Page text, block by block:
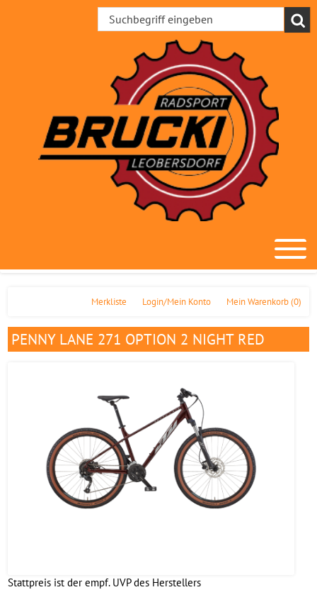
Mein Warenkorb(0)
Login/Mein Konto
Merkliste
PENNY LANE 271 OPTION 2 NIGHT RED
Stattpreis ist der empf. UVP des Herstellers